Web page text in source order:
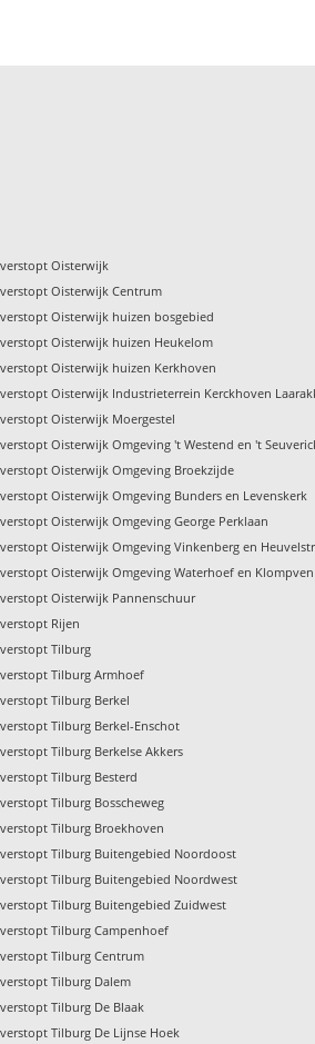
Oisterwijk
Oisterwijk Centrum
Oisterwijk huizen bosgebied
Oisterwijk huizen Heukelom
Oisterwijk huizen Kerkhoven
Oisterwijk Industrieterrein Kerckhoven
Oisterwijk Moergestel
Oisterwijk Omgeving 't Westend en 't
Oisterwijk Omgeving Broekzijde
Oisterwijk Omgeving Bunders en Levenskerk
Oisterwijk Omgeving George Perklaan
Oisterwijk Omgeving Vinkenberg en
Oisterwijk Omgeving Waterhoef en Klompven
Oisterwijk Pannenschuur
Rijen
Tilburg
Tilburg Armhoef
Tilburg Berkel
Tilburg Berkel-Enschot
Tilburg Berkelse Akkers
Tilburg Besterd
Tilburg Bosscheweg
Tilburg Broekhoven
Tilburg Buitengebied Noordoost
Tilburg Buitengebied Noordwest
Tilburg Buitengebied Zuidwest
Tilburg Campenhoef
Tilburg Centrum
Tilburg Dalem
Tilburg De Blaak
Tilburg De Lijnse Hoek